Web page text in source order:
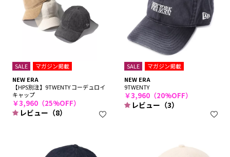
SALE
マガジン掲載
NEW ERA
【HPS別注】9TWENTY コーデュロイ
キャップ
￥3,960（25%OFF）
レビュー（8）
SALE
マガジン掲載
NEW ERA
9TWENTY
￥3,960（20%OFF）
レビュー（3）